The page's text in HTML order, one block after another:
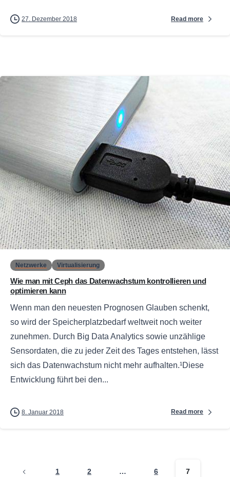
27. Dezember 2018 Read more
0
Netzwerke Virtualisierung
Wie man mit Ceph das Datenwachstum kontrollieren und
optimieren kann
Wenn man den neuesten Prognosen Glauben schenkt,
so wird der Speicherplatzbedarf weltweit noch weiter
zunehmen. Durch Big Data Analytics sowie unzählige
Sensordaten, die zu jeder Zeit des Tages entstehen, lässt
sich das Datenwachstum nicht mehr aufhalten.¹Diese
Entwicklung führt bei den...
8. Januar 2018 Read more
1 2 … 6 7